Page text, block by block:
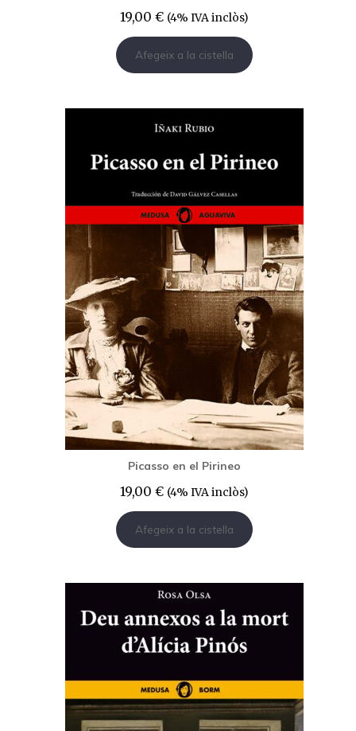
19,00 € (4% IVA inclòs)
Afegeix a la cistella
Picasso en el Pirineo
19,00 € (4% IVA inclòs)
Afegeix a la cistella